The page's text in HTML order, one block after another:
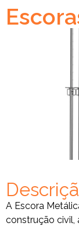
A Escora
construção civil,